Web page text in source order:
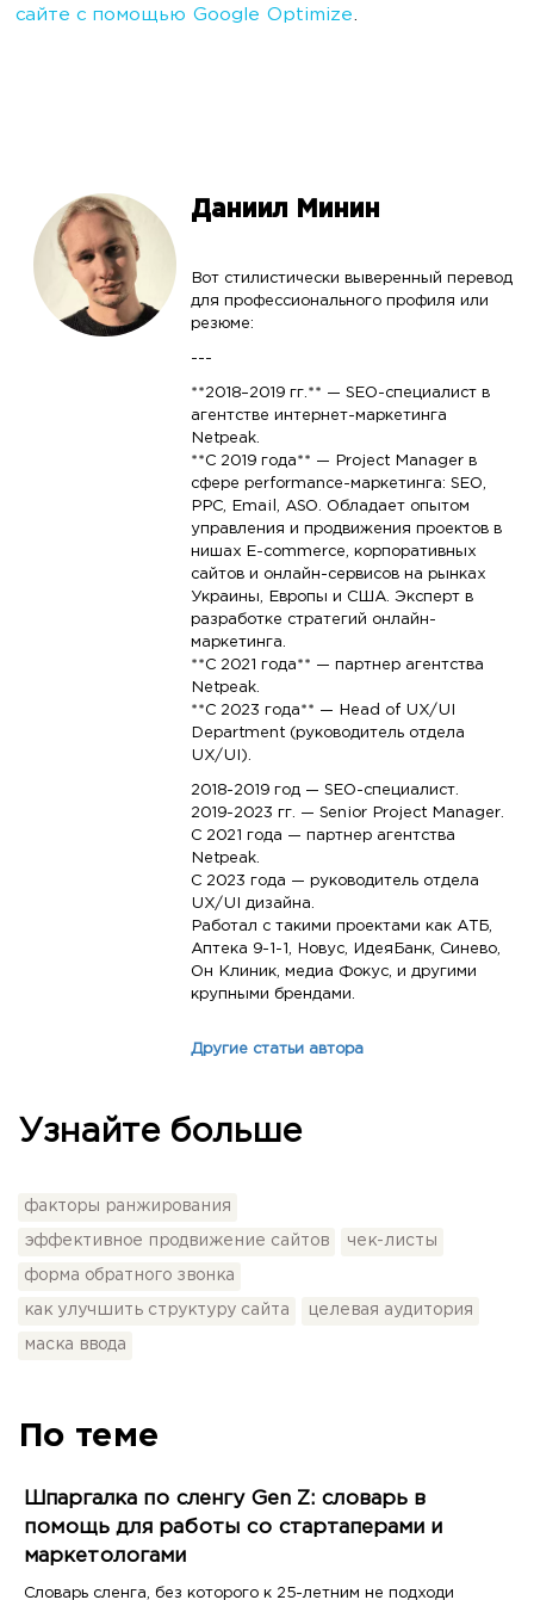
сайте с помощью Google Optimize.
Даниил Минин
Вот стилистически выверенный перевод
для профессионального профиля или
резюме:
---
**2018–2019 гг.** — SEO-специалист в
агентстве интернет-маркетинга
Netpeak.
**С 2019 года** — Project Manager в
сфере performance-маркетинга: SEO,
PPC, Email, ASO. Обладает опытом
управления и продвижения проектов в
нишах E-commerce, корпоративных
сайтов и онлайн-сервисов на рынках
Украины, Европы и США. Эксперт в
разработке стратегий онлайн-
маркетинга.
**С 2021 года** — партнер агентства
Netpeak.
**С 2023 года** — Head of UX/UI
Department (руководитель отдела
UX/UI).
2018-2019 год — SEO-специалист.
2019-2023 гг. — Senior Project Manager.
С 2021 года — партнер агентства
Netpeak.
С 2023 года — руководитель отдела
UX/UI дизайна.
Работал с такими проектами как АТБ,
Аптека 9-1-1, Новус, ИдеяБанк, Синево,
Он Клиник, медиа Фокус, и другими
крупными брендами.
Другие статьи автора
Узнайте больше
факторы ранжирования
эффективное продвижение сайтов
чек-листы
форма обратного звонка
как улучшить структуру сайта
целевая аудитория
маска ввода
По теме
Шпаргалка по сленгу Gen Z: словарь в
помощь для работы со стартаперами и
маркетологами
Словарь сленга, без которого к 25-летним не подходи